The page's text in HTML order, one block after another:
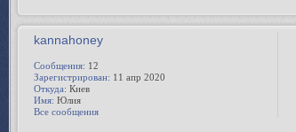
kannahoney
Сообщения: 12
Зарегистрирован: 11 апр 2020
Откуда: Киев
Имя: Юлия
Все сообщения